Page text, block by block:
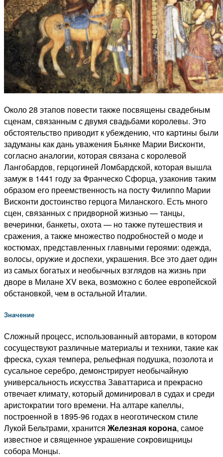
Около 28 этапов повести также посвящены свадебным
сценам, связанным с двумя свадьбами королевы. Это
обстоятельство приводит к убеждению, что картины были
задуманы как дань уважения Бьянке Марии Висконти,
согласно аналогии, которая связана с королевой
Лангобардов, герцогиней Ломбардской, которая вышла
замуж в 1441 году за Франческо Сфорца, узаконив таким
образом его преемственность на посту Филиппо Марии
Висконти достоинство герцога Миланского. Есть много
сцен, связанных с придворной жизнью — танцы,
вечеринки, банкеты, охота — но также путешествия и
сражения, а также множество подробностей о моде и
костюмах, представленных главными героями: одежда,
волосы, оружие и доспехи, украшения. Все это дает один
из самых богатых и необычных взглядов на жизнь при
дворе в Милане XV века, возможно с более европейской
обстановкой, чем в остальной Италии.
Значение
Сложный процесс, использованный авторами, в котором
сосуществуют различные материалы и техники, такие как
фреска, сухая темпера, рельефная подушка, позолота и
сусальное серебро, демонстрирует необычайную
универсальность искусства Заваттариса и прекрасно
отвечает климату, который доминировал в судах и среди
аристократии того времени. На алтаре капеллы,
построенной в 1895-96 годах в неоготическом стиле
Лукой Бельтрами, хранится Железная корона, самое
известное и священное украшение сокровищницы
собора Монцы.